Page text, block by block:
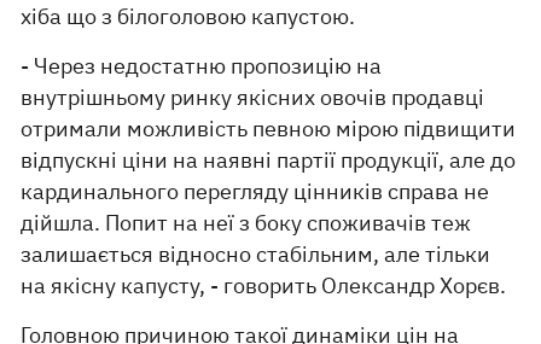
хіба що з білоголовою капустою.
- Через недостатню пропозицію на
внутрішньому ринку якісних овочів продавці
отримали можливість певною мірою підвищити
відпускні ціни на наявні партії продукції, але до
кардинального перегляду цінників справа не
дійшла. Попит на неї з боку споживачів теж
залишається відносно стабільним, але тільки
на якісну капусту, - говорить Олександр Хорєв.
Головною причиною такої динаміки цін на